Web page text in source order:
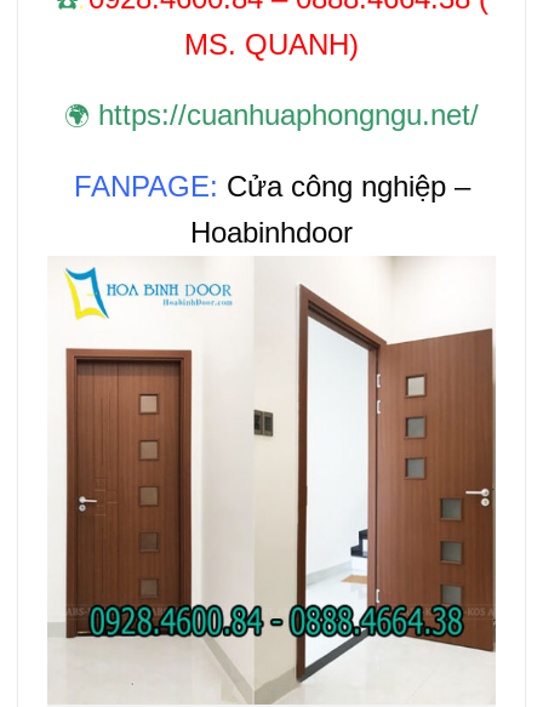
MS. QUANH)
🌍 https://cuanhuaphongngu.net/
FANPAGE: Cửa công nghiệp –
Hoabinhdoor